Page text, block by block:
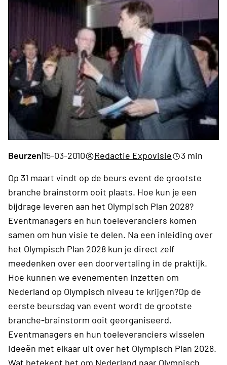
Beurzen|15-03-2010 Redactie Expovisie
3 min
Op 31 maart vindt op de beurs event de grootste
branche brainstorm ooit plaats. Hoe kun je een
bijdrage leveren aan het Olympisch Plan 2028?
Eventmanagers en hun toeleveranciers komen
samen om hun visie te delen. Na een inleiding over
het Olympisch Plan 2028 kun je direct zelf
meedenken over een doorvertaling in de praktijk.
Hoe kunnen we evenementen inzetten om
Nederland op Olympisch niveau te krijgen?Op de
eerste beursdag van event wordt de grootste
branche-brainstorm ooit georganiseerd.
Eventmanagers en hun toeleveranciers wisselen
ideeën met elkaar uit over het Olympisch Plan 2028.
Wat betekent het om Nederland naar Olympisch